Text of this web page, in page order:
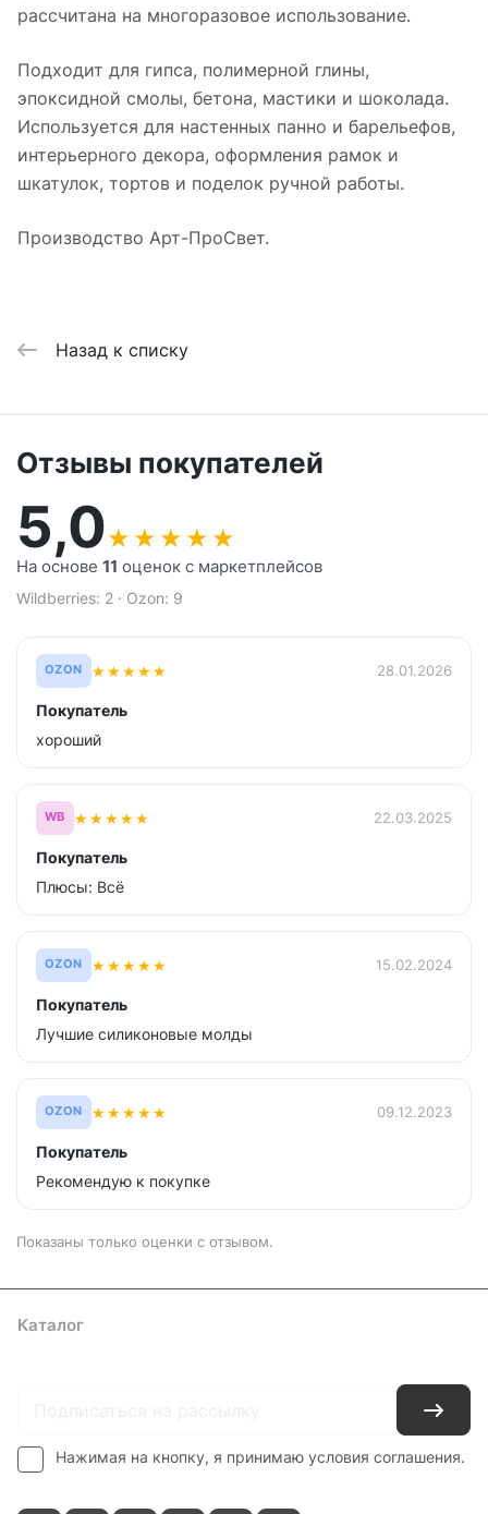
рассчитана на многоразовое использование.
Подходит для гипса, полимерной глины,
эпоксидной смолы, бетона, мастики и шоколада.
Используется для настенных панно и барельефов,
интерьерного декора, оформления рамок и
шкатулок, тортов и поделок ручной работы.
Производство Арт-ПроСвет.
Назад к списку
Отзывы покупателей
5,0★ ★ ★ ★ ★
На основе 11 оценок с маркетплейсов
Wildberries: 2 · Ozon: 9
OZON ★★★★★ 28.01.2026
Покупатель
хороший
WB ★★★★★ 22.03.2025
Покупатель
Плюсы: Всё
OZON ★★★★★ 15.02.2024
Покупатель
Лучшие силиконовые молды
OZON ★★★★★ 09.12.2023
Покупатель
Рекомендую к покупке
Показаны только оценки с отзывом.
Каталог
Нажимая на кнопку, я принимаю условия соглашения.